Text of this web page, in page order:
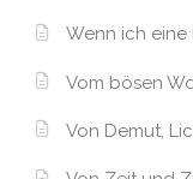
Wenn ich eine
Vom bösen
Von Demut,